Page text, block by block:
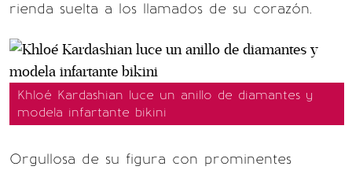
rienda suelta a los llamados de su corazón.
Khloé Kardashian luce un anillo de diamantes y
modela infartante bikini
Orgullosa de su figura con prominentes